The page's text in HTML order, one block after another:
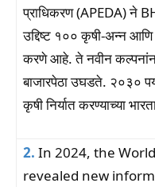
प्राधिकरण (APEDA) ने
उद्दिष्ट १०० कृषी-अन्न
करणे आहे. ते नवीन कल्पनांना
बाजारपेठा उघडते. २०३०
कृषी निर्यात करण्याच्या
2. In 2024, the
revealed new